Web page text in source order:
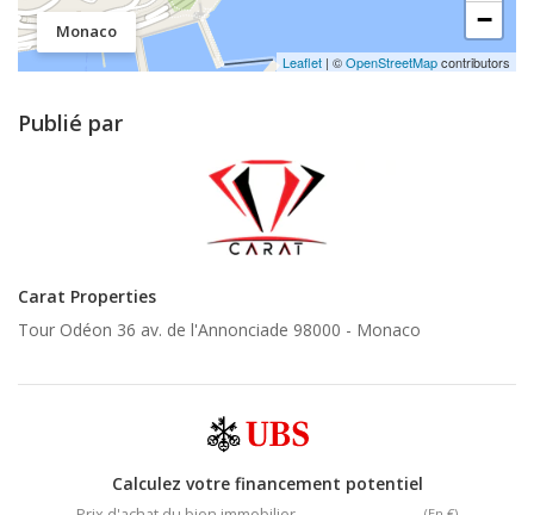
Monaco
−
Leaflet | ©OpenStreetMapcontributors
Publié par
Carat Properties
Tour Odéon 36 av. de l'Annonciade 98000 - Monaco
Calculez votre financement potentiel